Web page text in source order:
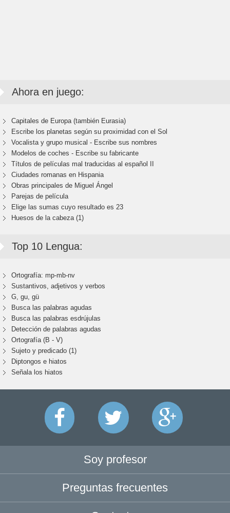
Ahora en juego:
Capitales de Europa (también Eurasia)
Escribe los planetas según su proximidad con el Sol
Vocalista y grupo musical - Escribe sus nombres
Modelos de coches - Escribe su fabricante
Títulos de películas mal traducidas al español II
Ciudades romanas en Hispania
Obras principales de Miguel Ángel
Parejas de película
Elige las sumas cuyo resultado es 23
Huesos de la cabeza (1)
Top 10 Lengua:
Ortografía: mp-mb-nv
Sustantivos, adjetivos y verbos
G, gu, gü
Busca las palabras agudas
Busca las palabras esdrújulas
Detección de palabras agudas
Ortografía (B - V)
Sujeto y predicado (1)
Diptongos e hiatos
Señala los hiatos
Soy profesor
Preguntas frecuentes